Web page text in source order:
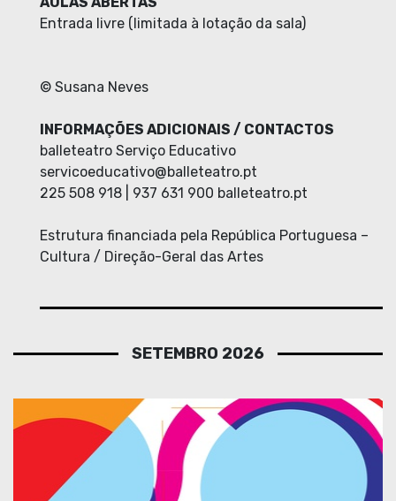
Entrada livre (limitada à lotação da sala)
© Susana Neves
INFORMAÇÕES ADICIONAIS / CONTACTOS
balleteatro Serviço Educativo
servicoeducativo@balleteatro.pt
225 508 918 | 937 631 900 balleteatro.pt
Estrutura financiada pela República Portuguesa –
Cultura / Direção-Geral das Artes
SETEMBRO 2026